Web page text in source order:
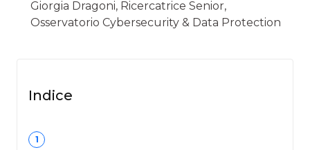
Giorgia Dragoni, Ricercatrice Senior,
Osservatorio Cybersecurity & Data Protection
Indice
1